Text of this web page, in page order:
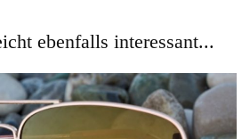
ebenfalls interessant...